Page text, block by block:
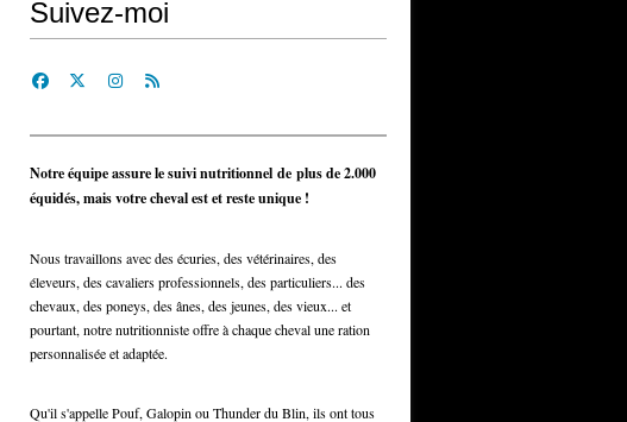
Suivez-moi
Notre équipe assure le suivi nutritionnel de plus de 2.000
équidés, mais votre cheval est et reste unique !
Nous travaillons avec des écuries, des vétérinaires, des
éleveurs, des cavaliers professionnels, des particuliers... des
chevaux, des poneys, des ânes, des jeunes, des vieux... et
pourtant, notre nutritionniste offre à chaque cheval une ration
personnalisée et adaptée.
Qu'il s'appelle Pouf, Galopin ou Thunder du Blin, ils ont tous